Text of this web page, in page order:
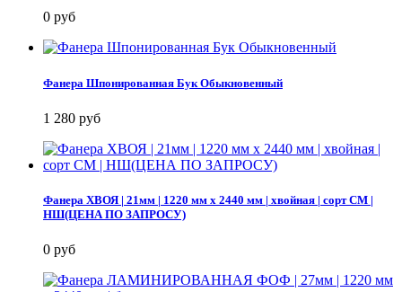
0 руб
Фанера Шпонированная Бук Обыкновенный
1 280 руб
Фанера ХВОЯ | 21мм | 1220 мм х 2440 мм | хвойная | сорт СМ |
НШ(ЦЕНА ПО ЗАПРОСУ)
0 руб